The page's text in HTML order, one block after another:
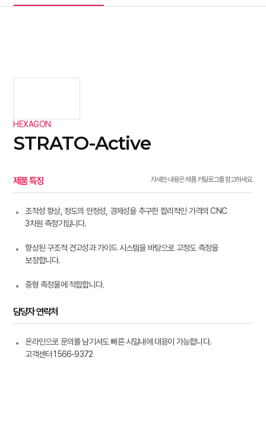
HEXAGON
STRATO-Active
제품 특징 자세한 내용은 제품 카탈로그를 참고하세요.
조작성 향상, 정도의 안정성, 경제성을 추구한 합리적인 가격의 CNC
3차원 측정기입니다.
향상된 구조적 견고성과 가이드 시스템을 바탕으로 고정도 측정을
보장합니다.
중형 측정물에 적합합니다.
담당자 연락처
온라인으로 문의를 남기셔도 빠른 시일내에 대응이 가능합니다.
고객센터 1566-9372